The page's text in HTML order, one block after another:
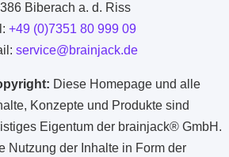
Biberach a. d. Riss
+49 (0)7351 80 999 09
service@brainjack.de
Diese Homepage und alle
Konzepte und Produkte sind
Eigentum der brainjack® GmbH.
Nutzung der Inhalte in Form der